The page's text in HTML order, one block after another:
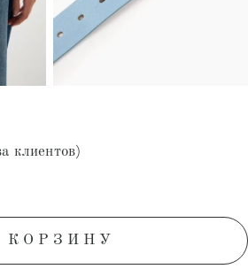
клиентов)
КОРЗИНУ